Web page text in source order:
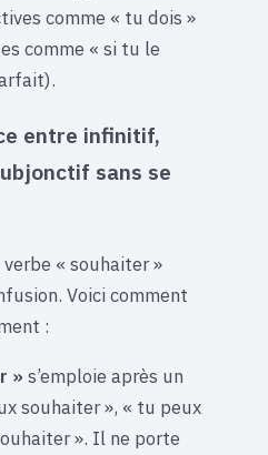
comme « tu dois »
comme « si tu le
entre infinitif,
sans se
« souhaiter »
Voici comment
:
» s’emploie après un
souhaiter », « tu peux
». Il ne porte